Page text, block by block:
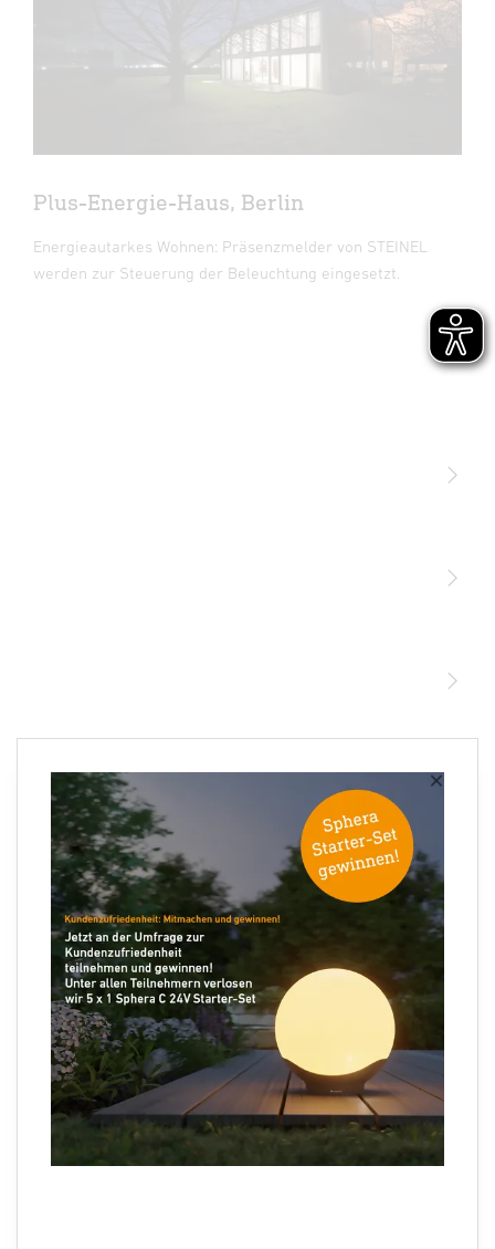
×
Plus-Energie-Haus, Berlin
Energieautarkes Wohnen: Präsenzmelder von STEINEL
werden zur Steuerung der Beleuchtung eingesetzt.
Ihre E-Mail Adresse
Folgen Sie uns
Sprachauswahl